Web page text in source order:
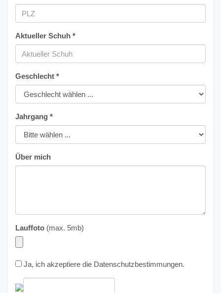
Aktueller Schuh *
Geschlecht *
Jahrgang *
Über mich
Lauffoto (max. 5mb)
Ja, ich akzeptiere die Datenschutzbestimmungen.